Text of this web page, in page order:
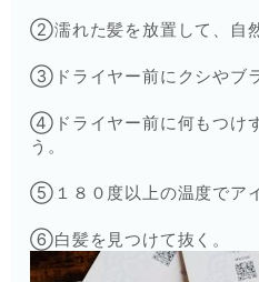
②濡れた髪を放置して、自
③ドライヤー前にクシやブ
④ドライヤー前に何もつけ
う。
⑤１８０度以上の温度でア
⑥白髪を見つけて抜く。